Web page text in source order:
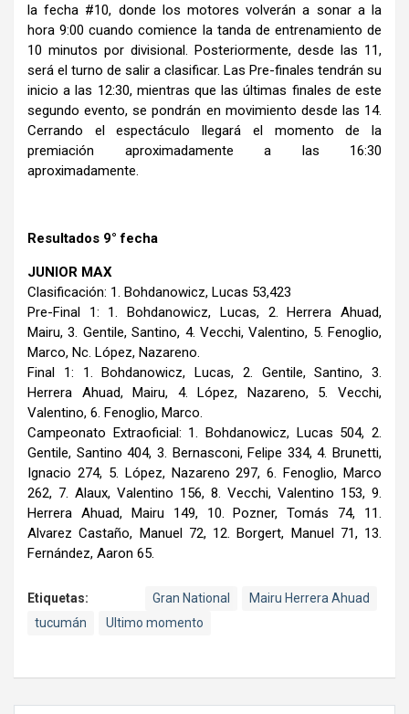
la fecha #10, donde los motores volverán a sonar a la
hora 9:00 cuando comience la tanda de entrenamiento de
10 minutos por divisional. Posteriormente, desde las 11,
será el turno de salir a clasificar. Las Pre-finales tendrán su
inicio a las 12:30, mientras que las últimas finales de este
segundo evento, se pondrán en movimiento desde las 14.
Cerrando el espectáculo llegará el momento de la
premiación aproximadamente a las 16:30
aproximadamente.
Resultados 9° fecha
JUNIOR MAX
Clasificación: 1. Bohdanowicz, Lucas 53,423
Pre-Final 1: 1. Bohdanowicz, Lucas, 2. Herrera Ahuad,
Mairu, 3. Gentile, Santino, 4. Vecchi, Valentino, 5. Fenoglio,
Marco, Nc. López, Nazareno.
Final 1: 1. Bohdanowicz, Lucas, 2. Gentile, Santino, 3.
Herrera Ahuad, Mairu, 4. López, Nazareno, 5. Vecchi,
Valentino, 6. Fenoglio, Marco.
Campeonato Extraoficial: 1. Bohdanowicz, Lucas 504, 2.
Gentile, Santino 404, 3. Bernasconi, Felipe 334, 4. Brunetti,
Ignacio 274, 5. López, Nazareno 297, 6. Fenoglio, Marco
262, 7. Alaux, Valentino 156, 8. Vecchi, Valentino 153, 9.
Herrera Ahuad, Mairu 149, 10. Pozner, Tomás 74, 11.
Alvarez Castaño, Manuel 72, 12. Borgert, Manuel 71, 13.
Fernández, Aaron 65.
Etiquetas: Gran National
Mairu Herrera Ahuad
tucumán
Ultimo momento